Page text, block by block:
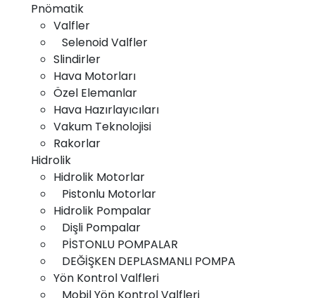
Hidrolik
Pnömatik
Valfler
Selenoid Valfler
Slindirler
Hava Motorları
Özel Elemanlar
Hava Hazırlayıcıları
Vakum Teknolojisi
Rakorlar
Hidrolik
Hidrolik Motorlar
Pistonlu Motorlar
Hidrolik Pompalar
Dişli Pompalar
PİSTONLU POMPALAR
DEĞİŞKEN DEPLASMANLI POMPA
Yön Kontrol Valfleri